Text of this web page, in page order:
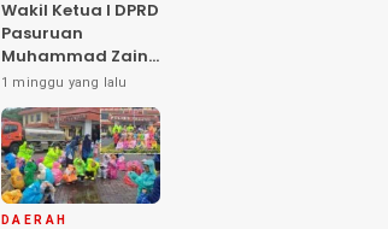
Wakil Ketua I DPRD
Pasuruan
Muhammad Zaini
Soroti Krisis
Fasilitas Sekolah
di Tengah Efisiensi
Anggaran
1 minggu yang lalu
DAERAH